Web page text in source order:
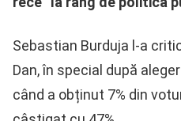
Sebastian Burduja l-a
Dan, în special după
când a obținut 7% din